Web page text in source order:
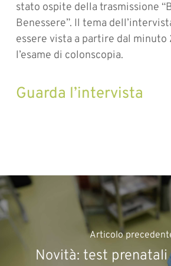
stato ospite della trasmissione
Benessere”. Il tema
essere vista a partire dal
l’esame di colonscopia.
Guarda l’intervista
Articolo
Novità: test